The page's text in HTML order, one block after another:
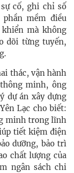
cố, ghi chỉ số
mềm điều
mà không
dõi từng tuyến,
thác, vận hành
minh, ông
dự án xây dựng
Lạc cho biết:
minh trong lĩnh
tiết kiệm điện
dưỡng, bảo trì
chất lượng của
ngân sách chi